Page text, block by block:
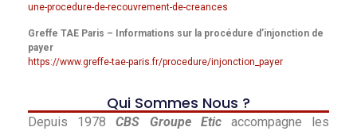
une-procedure-de-recouvrement-de-creances
Greffe TAE Paris – Informations sur la procédure d’injonction de
payer
https://www.greffe-tae-paris.fr/procedure/injonction_payer
Qui Sommes Nous ?
Depuis 1978CBS Groupe Eticaccompagne les